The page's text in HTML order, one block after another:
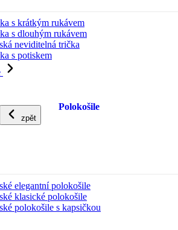
s krátkým rukávem
s dlouhým rukávem
neviditelná trička
s potiskem
zpět
Polokošile
elegantní polokošile
klasické polokošile
polokošile s kapsičkou